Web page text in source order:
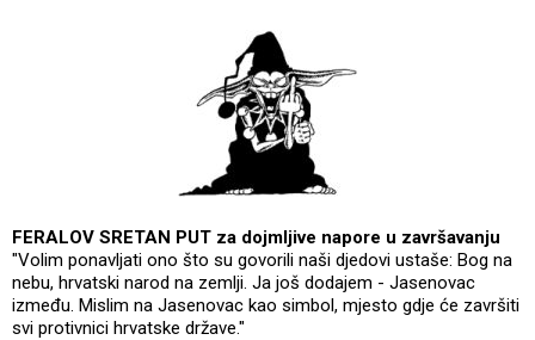
FERALOV SRETAN PUT za dojmljive napore u završavanju
"Volim ponavljati ono što su govorili naši djedovi ustaše: Bog na
nebu, hrvatski narod na zemlji. Ja još dodajem - Jasenovac
između. Mislim na Jasenovac kao simbol, mjesto gdje će završiti
svi protivnici hrvatske države."